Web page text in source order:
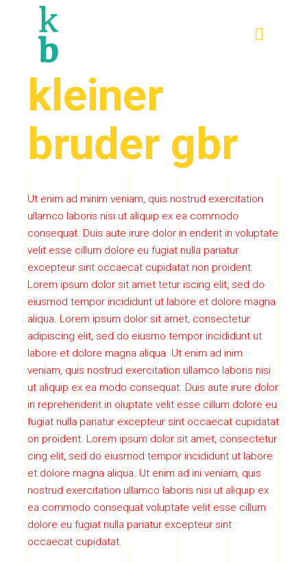
kleiner
bruder gbr
Ut enim ad minim veniam, quis nostrud exercitation
ullamco laboris nisi ut aliquip ex ea commodo
consequat. Duis aute irure dolor in enderit in voluptate
velit esse cillum dolore eu fugiat nulla pariatur
excepteur sint occaecat cupidatat non proident.
Lorem ipsum dolor sit amet tetur iscing elit, sed do
eiusmod tempor incididunt ut labore et dolore magna
aliqua. Lorem ipsum dolor sit amet, consectetur
adipiscing elit, sed do eiusmo tempor incididunt ut
labore et dolore magna aliqua. Ut enim ad inim
veniam, quis nostrud exercitation ullamco laboris nisi
ut aliquip ex ea modo consequat. Duis aute irure dolor
in reprehenderit in oluptate velit esse cillum dolore eu
fugiat nulla pariatur excepteur sint occaecat cupidatat
on proident. Lorem ipsum dolor sit amet, consectetur
cing elit, sed do eiusmod tempor incididunt ut labore
et dolore magna aliqua. Ut enim ad ini veniam, quis
nostrud exercitation ullamco laboris nisi ut aliquip ex
ea commodo consequat voluptate velit esse cillum
dolore eu fugiat nulla pariatur excepteur sint
occaecat cupidatat.